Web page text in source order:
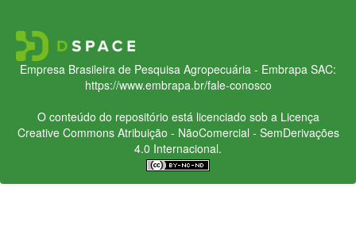
Empresa Brasileira de Pesquisa Agropecuária - Embrapa SAC:
https://www.embrapa.br/fale-conosco
O conteúdo do repositório está licenciado sob a Licença
Creative CommonsAtribuição - NãoComercial - SemDerivações
4.0 Internacional.